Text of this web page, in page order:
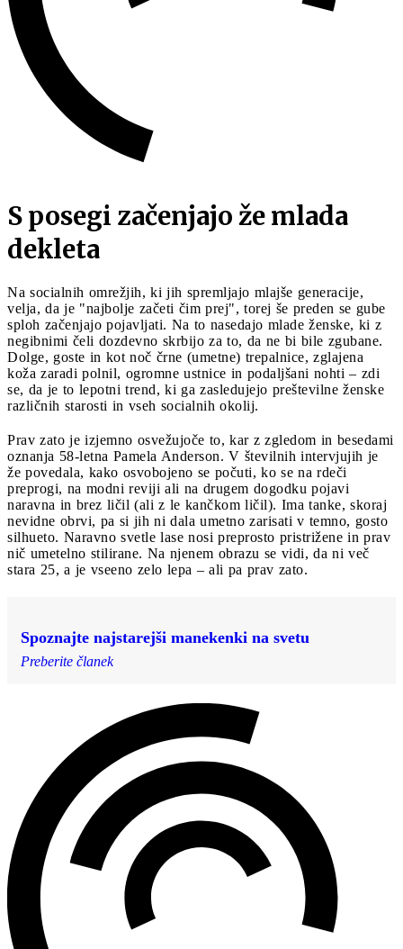
S posegi začenjajo že mlada
dekleta
Na socialnih omrežjih, ki jih spremljajo mlajše generacije,
velja, da je "najbolje začeti čim prej", torej še preden se gube
sploh začenjajo pojavljati. Na to nasedajo mlade ženske, ki z
negibnimi čeli dozdevno skrbijo za to, da ne bi bile zgubane.
Dolge, goste in kot noč črne (umetne) trepalnice, zglajena
koža zaradi polnil, ogromne ustnice in podaljšani nohti – zdi
se, da je to lepotni trend, ki ga zasledujejo preštevilne ženske
različnih starosti in vseh socialnih okolij.
Prav zato je izjemno osvežujoče to, kar z zgledom in besedami
oznanja 58-letna Pamela Anderson. V številnih intervjujih je
že povedala, kako osvobojeno se počuti, ko se na rdeči
preprogi, na modni reviji ali na drugem dogodku pojavi
naravna in brez ličil (ali z le kančkom ličil). Ima tanke, skoraj
nevidne obrvi, pa si jih ni dala umetno zarisati v temno, gosto
silhueto. Naravno svetle lase nosi preprosto pristrižene in prav
nič umetelno stilirane. Na njenem obrazu se vidi, da ni več
stara 25, a je vseeno zelo lepa – ali pa prav zato.
Spoznajte najstarejši manekenki na svetu
Preberite članek